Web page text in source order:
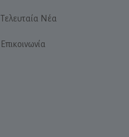
Τελευταία Νέα
Επικοινωνία